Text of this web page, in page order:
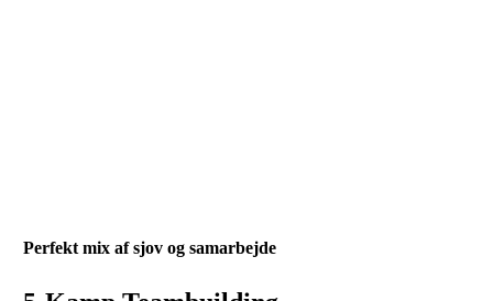
Perfekt mix af sjov og samarbejde